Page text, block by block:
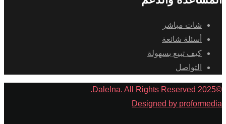
شات مباشر
أسئلة شائعة
كيف تبيع بسهولة
التواصل
©2025 Dalelna. All Rights Reserved.
Designed by proformedia